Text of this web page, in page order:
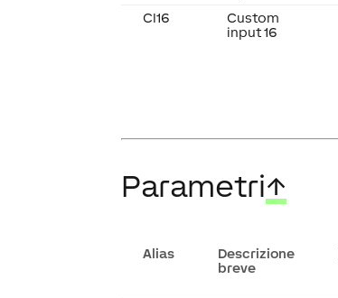
CI16
Custom
input 16
Parametri↑
Alias
Descrizione
breve